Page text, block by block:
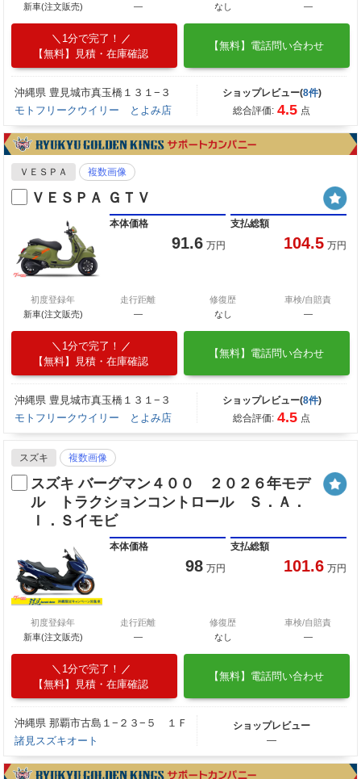
新車(注文販売)
―
なし
―
1分で完了！
【無料】見積・在庫確認
【無料】電話問い合わせ
沖縄県 豊見城市真玉橋１３１−３
モトフリークウイリー とよみ店
ショップレビュー(8件)
総合評価: 4.5 点
ＶＥＳＰＡ 複数画像
ＶＥＳＰＡ ＧＴＶ
本体価格
91.6 万円
支払総額
104.5 万円
初度登録年
新車(注文販売)
走行距離
―
修復歴
なし
車検/自賠責
―
1分で完了！
【無料】見積・在庫確認
【無料】電話問い合わせ
沖縄県 豊見城市真玉橋１３１−３
モトフリークウイリー とよみ店
ショップレビュー(8件)
総合評価: 4.5 点
スズキ 複数画像
スズキ バーグマン４００ ２０２６年モデ
ル トラクションコントロール Ｓ．Ａ．
Ｉ．Ｓイモビ
本体価格
98 万円
支払総額
101.6 万円
初度登録年
新車(注文販売)
走行距離
―
修復歴
なし
車検/自賠責
―
1分で完了！
【無料】見積・在庫確認
【無料】電話問い合わせ
沖縄県 那覇市古島１−２３−５ １Ｆ
諸見スズキオート
ショップレビュー
―